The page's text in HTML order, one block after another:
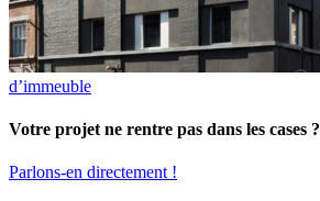
d’immeuble
Votre projet ne rentre pas dans les cases ?
Parlons-en directement !